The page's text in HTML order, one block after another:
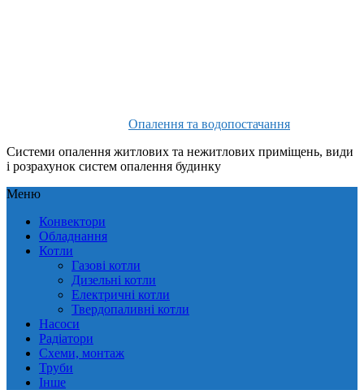
Опалення та водопостачання
Системи опалення житлових та нежитлових приміщень, види
і розрахунок систем опалення будинку
Меню
Конвектори
Обладнання
Котли
Газові котли
Дизельні котли
Електричні котли
Твердопаливні котли
Насоси
Радіатори
Схеми, монтаж
Труби
Інше